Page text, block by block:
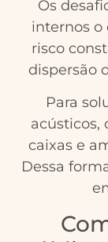
Os
internos o
risco
dispersão
Para
acústicos,
caixas e
Dessa